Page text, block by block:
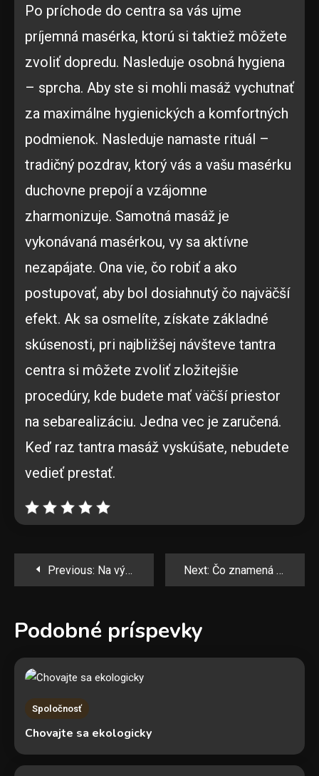
Po príchode do centra sa vás ujme
príjemná masérka, ktorú si taktiež môžete
zvoliť dopredu. Nasleduje osobná hygiena
– sprcha. Aby ste si mohli masáž vychutnať
za maximálne hygienických a komfortných
podmienok. Nasleduje namaste rituál –
tradičný pozdrav, ktorý vás a vašu masérku
duchovne prepojí a vzájomne
zharmonizuje. Samotná masáž je
vykonávaná masérkou, vy sa aktívne
nezapájate. Ona vie, čo robiť a ako
postupovať, aby bol dosiahnutý čo najväčší
efekt. Ak sa osmelíte, získate základné
skúsenosti, pri najbližšej návšteve tantra
centra si môžete zvoliť zložitejšie
procedúry, kde budete mať väčší priestor
na sebarealizáciu. Jedna vec je zaručená.
Keď raz tantra masáž vyskúšate, nebudete
vedieť prestať.
Navigácia
článku
Previous: Na výbere meteriálu záleží! Next: Čo znamená register partnerov verejného sektora?
Podobné príspevky
Spoločnosť
Chovajte sa ekologicky